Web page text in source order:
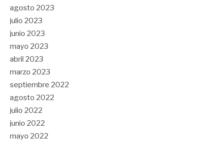
agosto 2023
julio 2023
junio 2023
mayo 2023
abril 2023
marzo 2023
septiembre 2022
agosto 2022
julio 2022
junio 2022
mayo 2022